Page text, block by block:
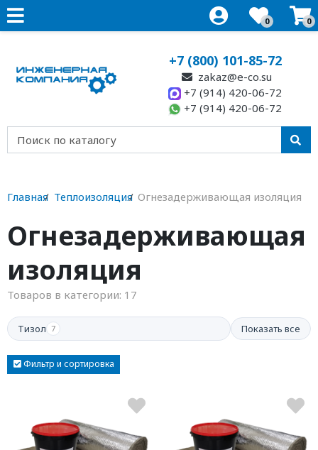
0 0
+7 (800) 101-85-72
zakaz@e-co.su
+7 (914) 420-06-72
+7 (914) 420-06-72
Главная Теплоизоляция Огнезадерживающая изоляция
Огнезадерживающая
изоляция
Товаров в категории: 17
Тизол 7 Показать все
Фильтр и сортировка